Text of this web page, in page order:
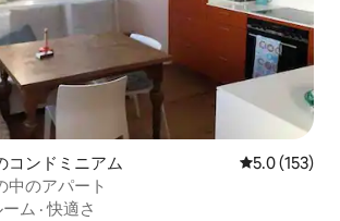
コンドミニアム レビュー153
5.0 (153)
中のアパート
ム ·快適さ